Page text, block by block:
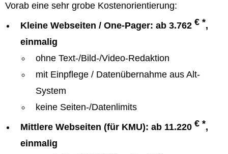
Vorab eine sehr grobe Kostenorientierung:
Kleine Webseiten / One-Pager: ab 3.762 € *,
einmalig
ohne Text-/Bild-/Video-Redaktion
mit Einpflege / Datenübernahme aus Alt-
System
keine Seiten-/Datenlimits
Mittlere Webseiten (für KMU): ab 11.220 € *,
einmalig